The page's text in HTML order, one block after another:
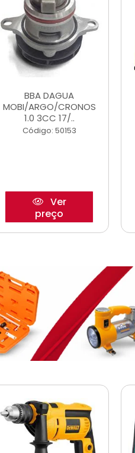
BBA DAGUA
MOBI/ARGO/CRONOS
1.0 3CC 17/..
Código: 50153
Ver
preço